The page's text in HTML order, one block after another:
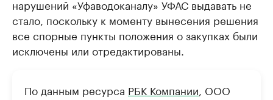
нарушений «Уфаводоканалу» УФАС выдавать не
стало, поскольку к моменту вынесения решения
все спорные пункты положения о закупках были
исключены или отредактированы.
По данным ресурса РБК Компании, ООО